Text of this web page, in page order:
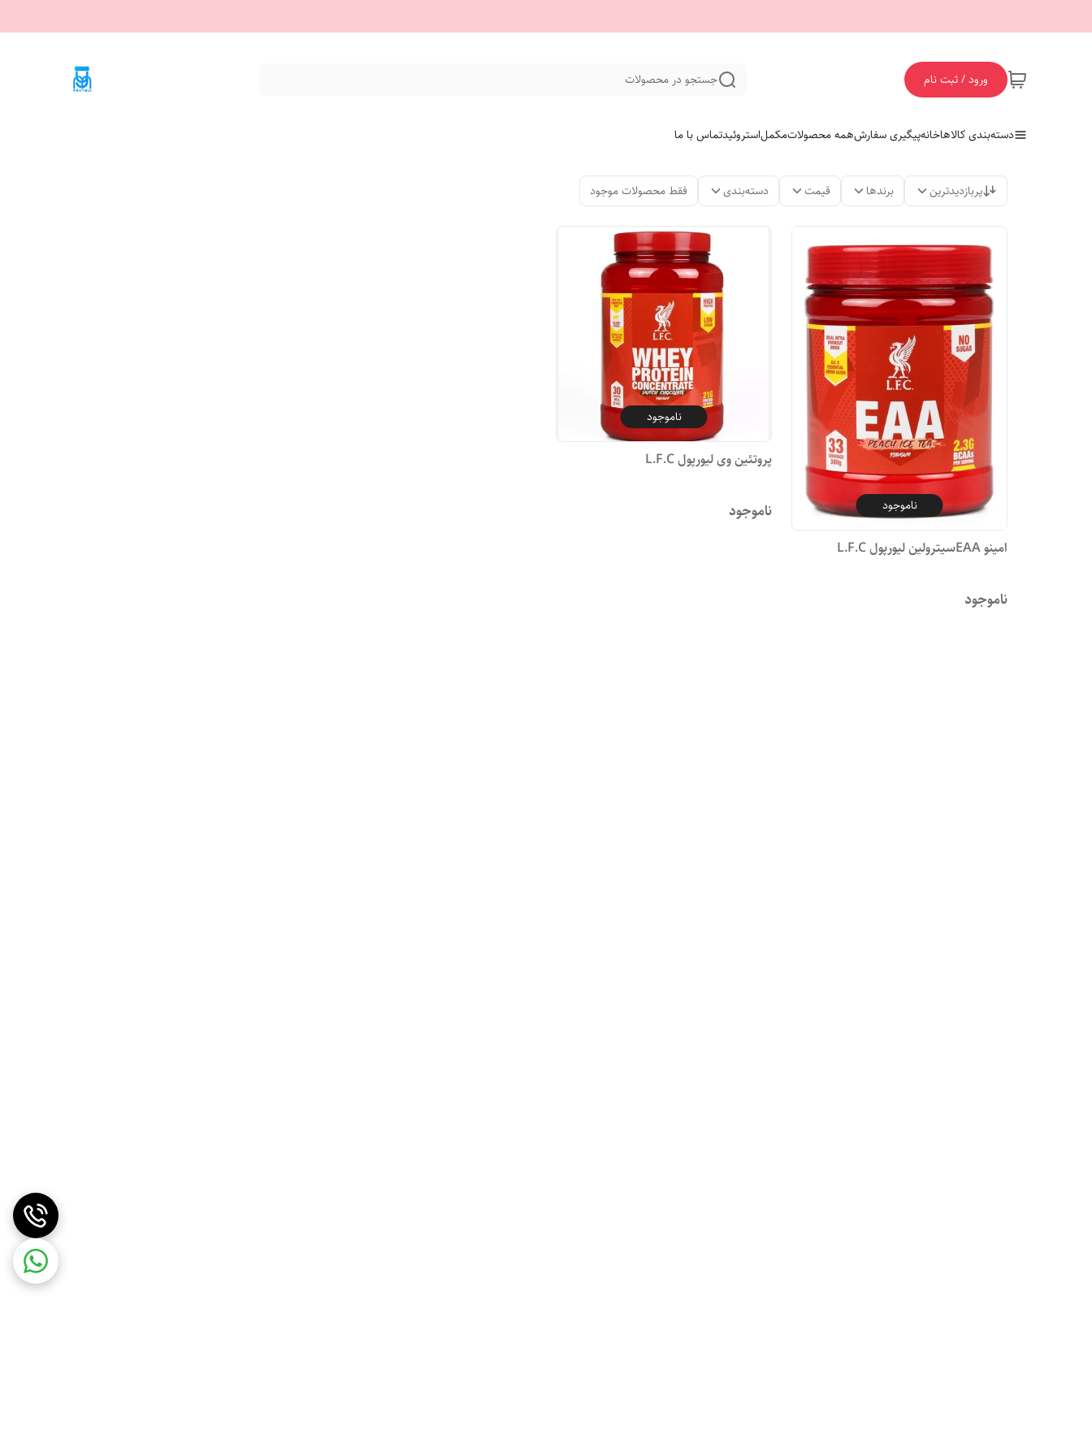
ورود / ثبت نام جستجو در محصولات
دسته‌بندی کالاهاخانهپیگیری سفارشهمه محصولاتمکملاستروئیدتماس با ما
پربازدیدترین برندها قیمت دسته‌بندی فقط محصولات موجود
ناموجود
امینو EAAسیترولین لیورپول L.F.C
ناموجود
ناموجود
پروتئین وی لیورپول L.F.C
ناموجود